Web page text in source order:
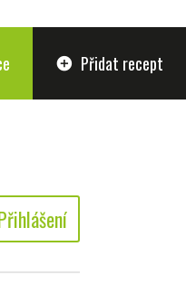
add_circle Přidat recept